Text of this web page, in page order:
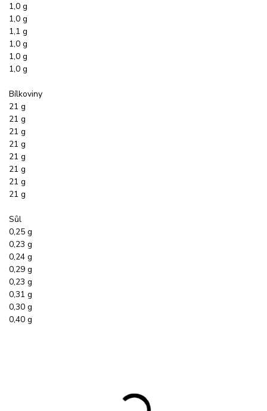
1,0 g
1,0 g
1,1 g
1,0 g
1,0 g
1,0 g
Bílkoviny
21 g
21 g
21 g
21 g
21 g
21 g
21 g
21 g
Sůl
0,25 g
0,23 g
0,24 g
0,29 g
0,23 g
0,31 g
0,30 g
0,40 g